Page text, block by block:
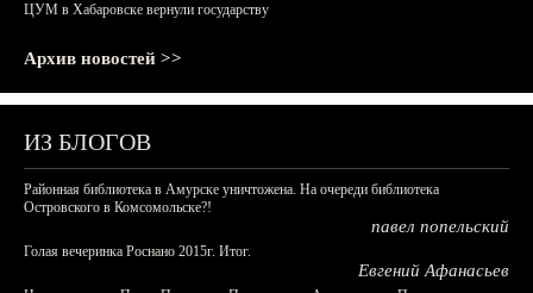
ЦУМ в Хабаровске вернули государству
Архив новостей >>
ИЗ БЛОГОВ
Районная библиотека в Амурске уничтожена. На очереди библиотека
Островского в Комсомольске?!
павел попельский
Голая вечеринка Роснано 2015г. Итог.
Евгений Афанасьев